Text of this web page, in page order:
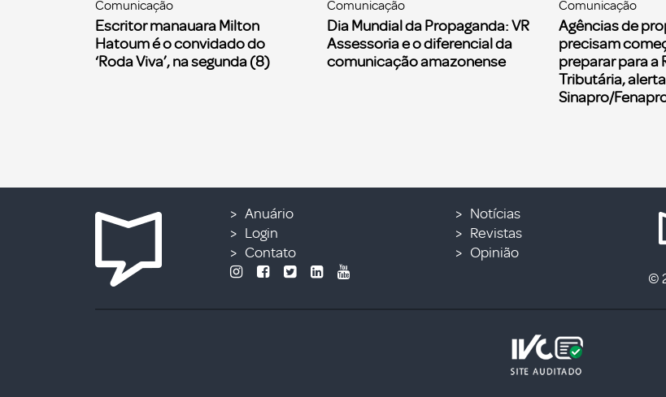
Comunicação
Escritor manauara Milton
Hatoum é o convidado do
‘Roda Viva’, na segunda (8)
Comunicação
Dia Mundial da Propaganda: VR
Assessoria e o diferencial da
comunicação amazonense
Comunicação
Agências de
precisam
preparar para a
Tributária,
Sinapro/
Anuário
Login
Contato
Notícias
Revistas
Opinião
©